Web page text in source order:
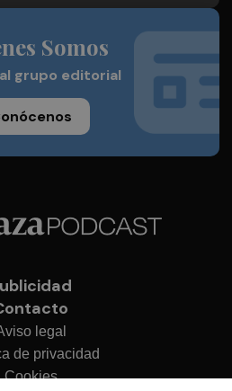
Somos
grupo editorial
legal
de privacidad
Cookies